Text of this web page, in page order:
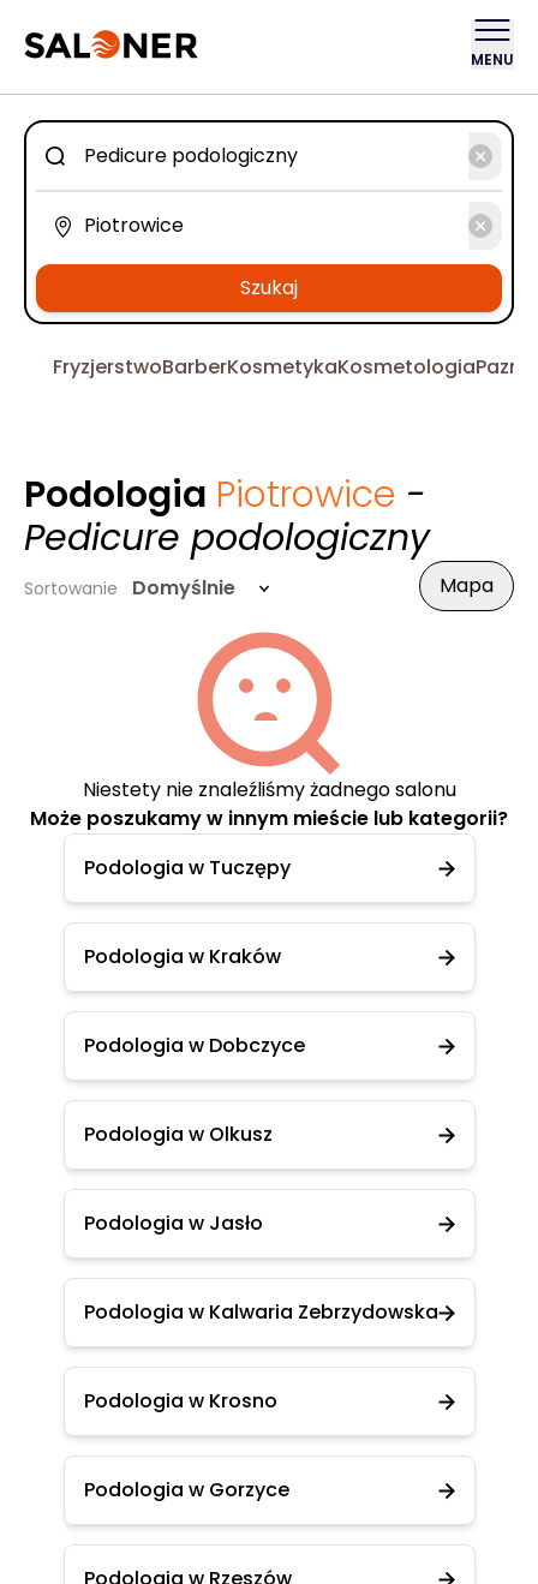
MENU
Szukaj
FryzjerstwoBarberKosmetykaKosmetologia
Podologia Piotrowice -
Pedicure podologiczny
Sortowanie Domyślnie Mapa
Niestety nie znaleźliśmy żadnego salonu
Może poszukamy w innym mieście lub kategorii?
Podologia w Tuczępy
Podologia w Kraków
Podologia w Dobczyce
Podologia w Olkusz
Podologia w Jasło
Podologia w Kalwaria Zebrzydowska
Podologia w Krosno
Podologia w Gorzyce